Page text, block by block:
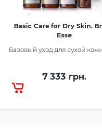
Basic Care for Dry Skin.
Esse
Базовый уход для сухой
7 333 грн.